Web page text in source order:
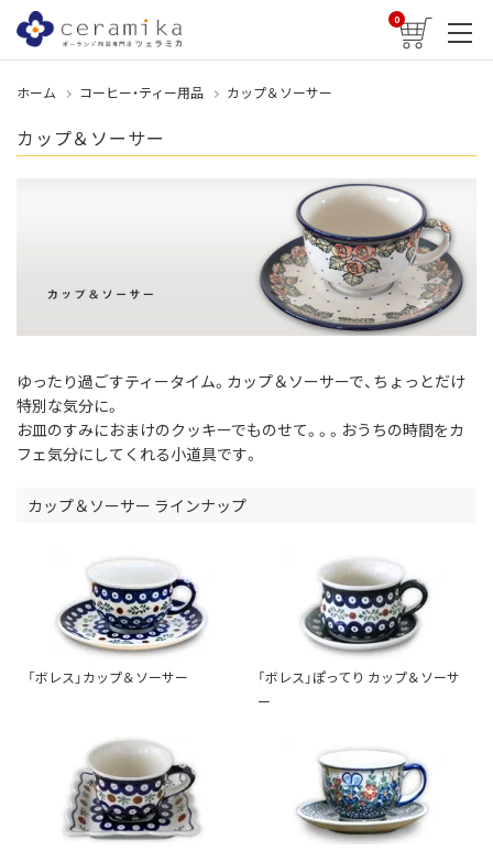
0
ホーム コーヒー・ティー用品 カップ＆ソーサー
カップ＆ソーサー
ゆったり過ごすティータイム。カップ＆ソーサーで、ちょっとだけ
特別な気分に。
お皿のすみにおまけのクッキーでものせて。。。おうちの時間をカ
フェ気分にしてくれる小道具です。
カップ＆ソーサー ラインナップ
「ボレス」カップ＆ソーサー
「ボレス」ぽってり カップ＆ソーサ
ー